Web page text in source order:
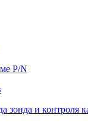
P/N
и контроля